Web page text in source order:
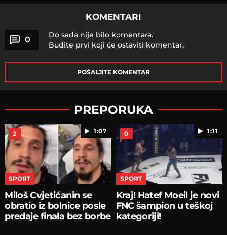
KOMENTARI
0
Do sada nije bilo komentara.
Budite prvi koji će ostaviti komentar.
POŠALJITE KOMENTAR
PREPORUKA
1:07
2
SPORT
Miloš Cvjetićanin se
obratio iz bolnice posle
predaje finala bez borbe
1:11
0
SPORT
Kraj! Hatef Moeil je novi
FNC šampion u teškoj
kategoriji!